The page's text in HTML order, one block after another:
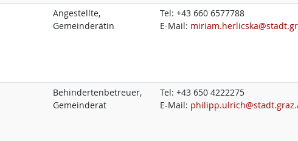
Angestellte,
Gemeinderätin
Tel:+43 660 6577788
E-Mail:
Behindertenbetreuer,
Gemeinderat
Tel:+43 650 4222275
E-Mail: